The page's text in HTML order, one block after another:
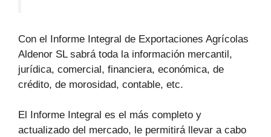
Con el Informe Integral de Exportaciones Agrícolas
Aldenor SL sabrá toda la información mercantil,
jurídica, comercial, financiera, económica, de
crédito, de morosidad, contable, etc.
El Informe Integral es el más completo y
actualizado del mercado, le permitirá llevar a cabo